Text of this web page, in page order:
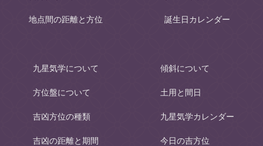
地点間の距離と方位 誕生日カレンダー
九星気学について
方位盤について
吉凶方位の種類
吉凶の距離と期間
傾斜について
土用と間日
九星気学カレンダー
今日の吉方位